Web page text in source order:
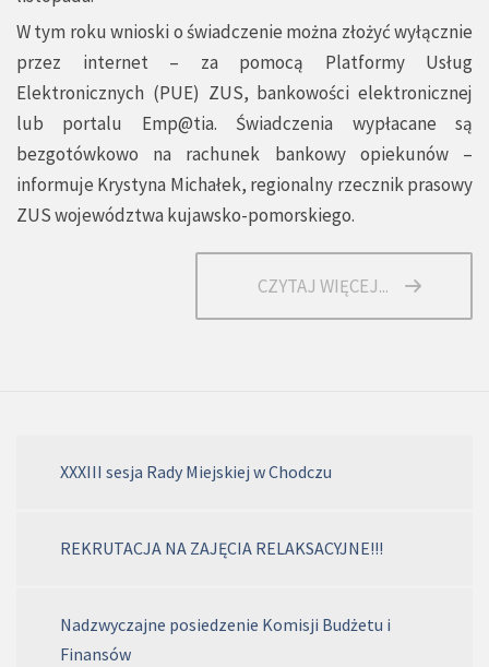
W tym roku wnioski o świadczenie można złożyć wyłącznie
przez internet – za pomocą Platformy Usług
Elektronicznych (PUE) ZUS, bankowości elektronicznej
lub portalu Emp@tia. Świadczenia wypłacane są
bezgotówkowo na rachunek bankowy opiekunów –
informuje Krystyna Michałek, regionalny rzecznik prasowy
ZUS województwa kujawsko-pomorskiego.
CZYTAJ WIĘCEJ...
XXXIII sesja Rady Miejskiej w Chodczu
REKRUTACJA NA ZAJĘCIA RELAKSACYJNE!!!
Nadzwyczajne posiedzenie Komisji Budżetu i
Finansów